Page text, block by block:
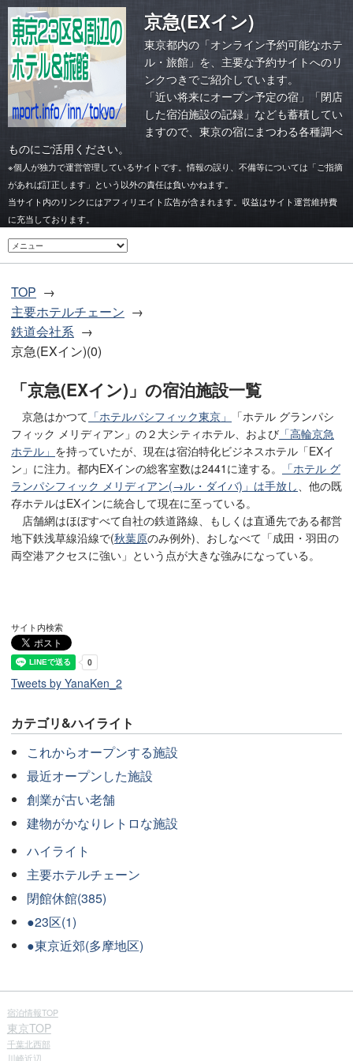
京急(EXイン)
東京都内の「オンライン予約可能なホテ
ル・旅館」を、主要な予約サイトへのリ
ンクつきでご紹介しています。
「近い将来にオープン予定の宿」「閉店
した宿泊施設の記録」なども蓄積してい
ますので、東京の宿にまつわる各種調べ
ものにご活用ください。
※個人が独力で運営管理しているサイトです。情報の誤り、不備等については「ご指摘
があれば訂正します」という以外の責任は負いかねます。
当サイト内のリンクにはアフィリエイト広告が含まれます。収益はサイト運営維持費
に充当しております。
TOP
主要ホテルチェーン
鉄道会社系
京急(EXイン)(0)
「京急(EXイン)」の宿泊施設一覧
京急はかつて 「ホテルパシフィック東京」
「ホテル グランパシ
フィック メリディアン」の２大シティホテル、および 「高輪京急
ホテル」 を持っていたが、現在は宿泊特化ビジネスホテル「EXイ
ン」に注力。都内EXインの総客室数は2441に達する。
「ホテル グ
ランパシフィック メリディアン(→ル・ダイバ)」は手放し、他の既
存ホテルはEXインに統合して現在に至っている。
店舗網はほぼすべて自社の鉄道路線、もしくは直通先である都営
地下鉄浅草線沿線で(秋葉原のみ例外)、おしなべて「成田・羽田の
両空港アクセスに強い」という点が大きな強みになっている。
サイト内検索
Tweets by YanaKen_2
カテゴリ&ハイライト
これからオープンする施設
最近オープンした施設
創業が古い老舗
建物がかなりレトロな施設
ハイライト
主要ホテルチェーン
閉館休館(385)
●23区(1)
●東京近郊(多摩地区)
宿泊情報TOP
東京TOP
千葉北西部
川崎近辺